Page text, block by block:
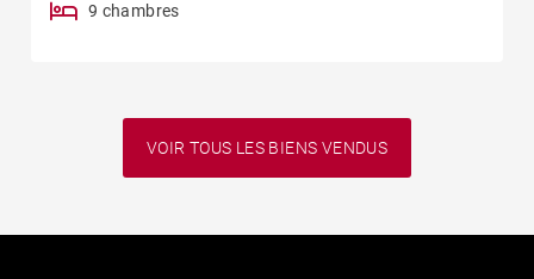
9 chambres
VOIR TOUS LES BIENS VENDUS